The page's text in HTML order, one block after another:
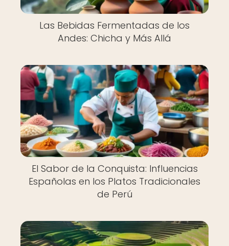
Las Bebidas Fermentadas de los
Andes: Chicha y Más Allá
El Sabor de la Conquista: Influencias
Españolas en los Platos Tradicionales
de Perú